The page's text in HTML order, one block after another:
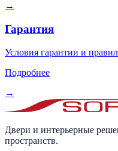
→
Гарантия
Условия гарантии и
Подробнее
→
Двери и интерьерные
пространств.